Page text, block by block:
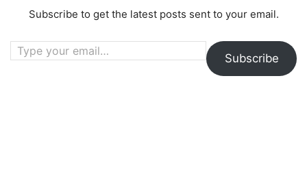
Subscribe to get the latest posts sent to your email.
Type your email…
Subscribe